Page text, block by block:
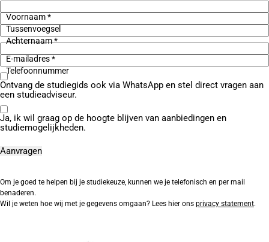
Voornaam *
Tussenvoegsel
Achternaam *
E-mailadres *
Telefoonnummer
Ontvang de studiegids ook via WhatsApp en stel direct vragen aan
een studieadviseur.
Ja, ik wil graag op de hoogte blijven van aanbiedingen en
studiemogelijkheden.
Om je goed te helpen bij je studiekeuze, kunnen we je telefonisch en per mail
benaderen.
Wil je weten hoe wij met je gegevens omgaan? Lees hier ons privacy statement.